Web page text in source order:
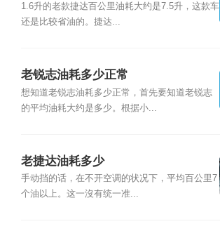
1.6升的老款捷达百公里油耗大约是7.5升，这款车
还是比较省油的。捷达...
老锐志油耗多少正常
想知道老锐志油耗多少正常，首先要知道老锐志
的平均油耗大约是多少。根据小...
老捷达油耗多少
手动挡的话，在不开空调的状况下，平均百公里7
个油以上。这一沒有统一准...